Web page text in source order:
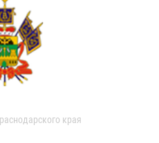
края